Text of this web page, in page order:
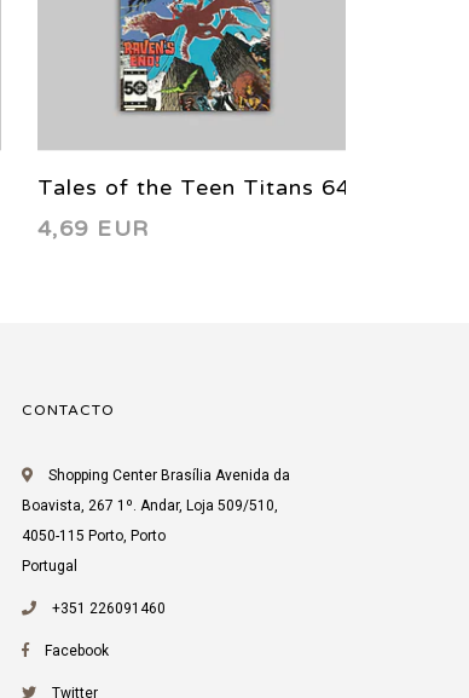
Tales of the Teen Titans 64
1986
4,69 EUR
CONTACTO
Shopping Center Brasília Avenida da
Boavista, 267 1º. Andar, Loja 509/510,
4050-115 Porto, Porto
Portugal
+351 226091460
Facebook
Twitter